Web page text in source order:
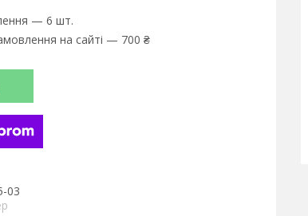
— 6 шт.
на сайті — 700 ₴
03